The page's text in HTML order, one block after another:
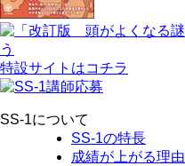
特設サイトはコチラ
SS-1について
SS-1の特長
成績が上がる理由